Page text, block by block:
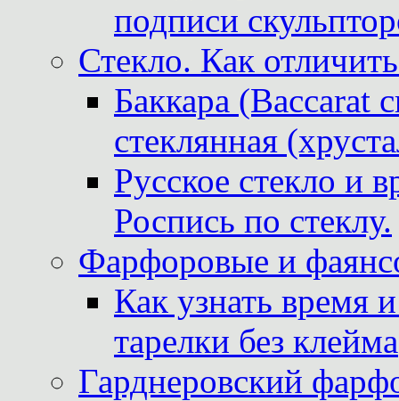
подписи
Стекло. Как
Баккара (Baccarat
стеклянная
Русское стекло и
Роспись по стеклу.
Фарфоровые и
Как узнать время
тарелки без клейма
Гарднеровский